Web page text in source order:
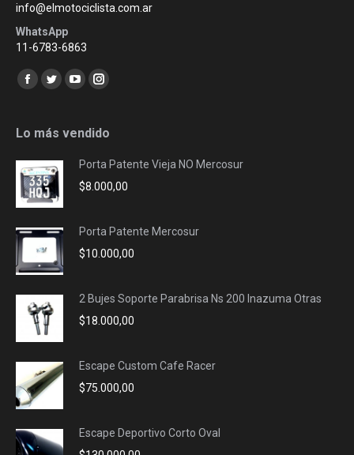
info@elmotociclista.com.ar
WhatsApp
11-6783-6863
Encuéntranos en:
Facebook
opens
new
window
Twitter
opens
new
window
YouTube
opens
new
window
Instagram
opens
new
window
Lo más vendido
Porta Patente Vieja NO Mercosur
$8.000,00
Porta Patente Mercosur
$10.000,00
2 Bujes Soporte Parabrisa Ns 200 Inazuma Otras
$18.000,00
Escape Custom Cafe Racer
$75.000,00
Escape Deportivo Corto Oval